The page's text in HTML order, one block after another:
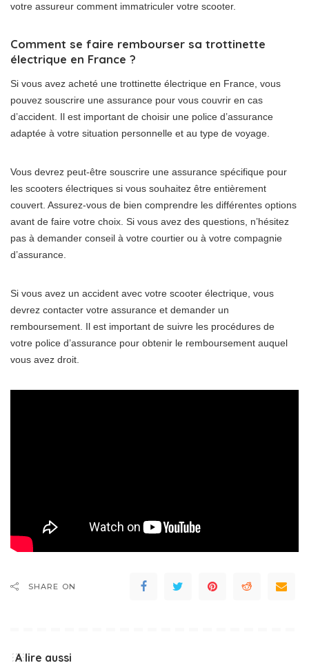
votre assureur comment immatriculer votre scooter.
Comment se faire rembourser sa trottinette
électrique en France ?
Si vous avez acheté une trottinette électrique en France, vous
pouvez souscrire une assurance pour vous couvrir en cas
d’accident. Il est important de choisir une police d’assurance
adaptée à votre situation personnelle et au type de voyage.
Vous devrez peut-être souscrire une assurance spécifique pour
les scooters électriques si vous souhaitez être entièrement
couvert. Assurez-vous de bien comprendre les différentes options
avant de faire votre choix. Si vous avez des questions, n’hésitez
pas à demander conseil à votre courtier ou à votre compagnie
d’assurance.
Si vous avez un accident avec votre scooter électrique, vous
devrez contacter votre assurance et demander un
remboursement. Il est important de suivre les procédures de
votre police d’assurance pour obtenir le remboursement auquel
vous avez droit.
SHARE ON
A lire aussi